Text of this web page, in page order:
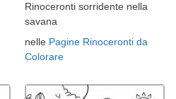
Rinoceronti sorridente nella
savana
nelle Pagine Rinoceronti da
Colorare